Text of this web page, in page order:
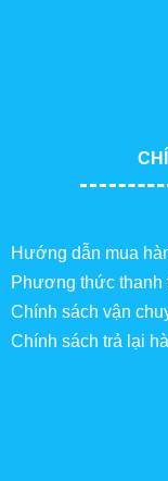
Hướng dẫn mua
Phương thức thanh
Chính sách vận
Chính sách trả lại